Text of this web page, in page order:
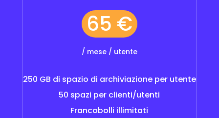
65 €
/ mese / utente
250 GB di spazio di archiviazione per utente
50 spazi per clienti/utenti
Francobolli illimitati